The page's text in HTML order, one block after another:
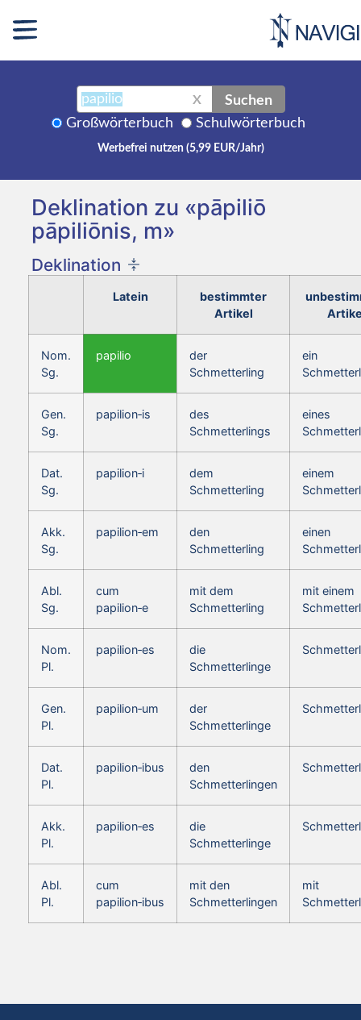
X Suchen
Großwörterbuch Schulwörterbuch
Werbefrei nutzen (5,99 EUR/Jahr)
Deklination zu «pāpiliō
pāpiliōnis, m»
Deklination
Latein
bestimmter
Artikel
Nom.
Sg.
papilio
der
Schmetterling
ein
Gen.
Sg.
papilion‑is
des
Schmetterlings
eines
Dat.
Sg.
papilion‑i
dem
Schmetterling
einem
Akk.
Sg.
papilion‑em
den
Schmetterling
einen
Abl.
Sg.
cum
papilion‑e
mit dem
Schmetterling
mit einem
Nom.
Pl.
papilion‑es
die
Schmetterlinge
Gen.
Pl.
papilion‑um
der
Schmetterlinge
Dat.
Pl.
papilion‑ibus
den
Schmetterlingen
Akk.
Pl.
papilion‑es
die
Schmetterlinge
Abl.
Pl.
cum
papilion‑ibus
mit den
Schmetterlingen
mit